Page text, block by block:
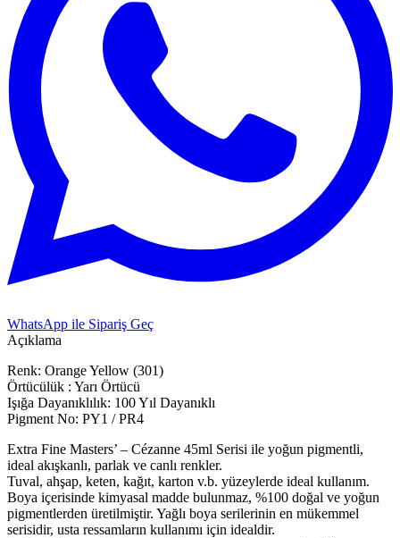
WhatsApp ile Sipariş Geç
Açıklama
Renk: Orange Yellow (301)
Örtücülük : Yarı Örtücü
Işığa Dayanıklılık: 100 Yıl Dayanıklı
Pigment No: PY1 / PR4
Extra Fine Masters’ – Cézanne 45ml Serisi ile yoğun pigmentli,
ideal akışkanlı, parlak ve canlı renkler.
Tuval, ahşap, keten, kağıt, karton v.b. yüzeylerde ideal kullanım.
Boya içerisinde kimyasal madde bulunmaz, %100 doğal ve yoğun
pigmentlerden üretilmiştir. Yağlı boya serilerinin en mükemmel
serisidir, usta ressamların kullanımı için idealdir.